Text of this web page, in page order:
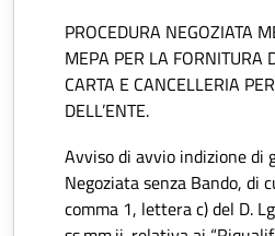
PROCEDURA NEGOZIATA
MEPA PER LA FORNITURA
CARTA E CANCELLERIA
DELL’ENTE.
Avviso di avvio indizione di
Negoziata senza Bando, di
comma 1, lettera c) del D.